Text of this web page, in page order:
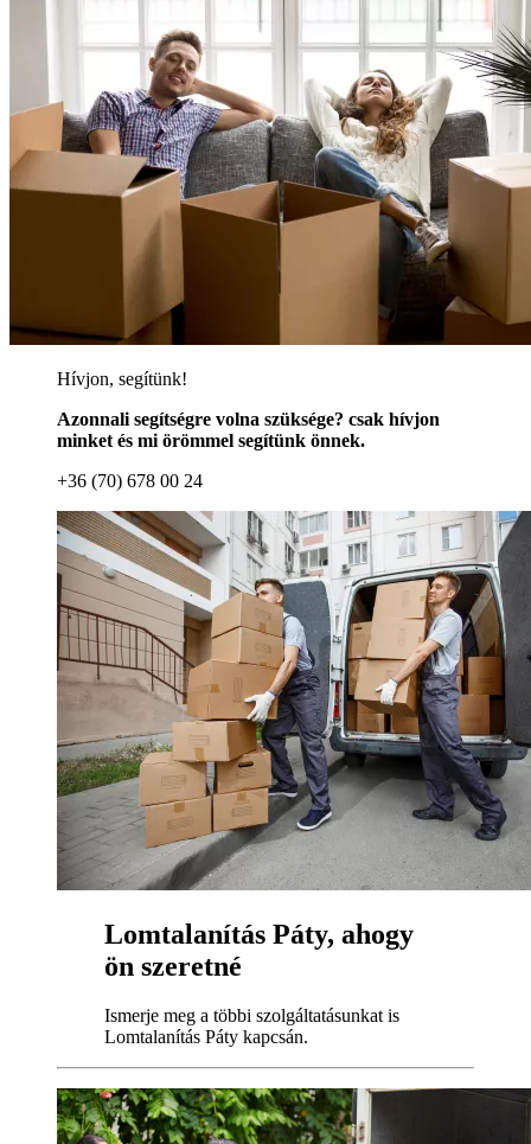
Hívjon, segítünk!
Azonnali segítségre volna szüksége? csak hívjon
minket és mi örömmel segítünk önnek.
+36 (70) 678 00 24
Lomtalanítás Páty, ahogy
ön szeretné
Ismerje meg a többi szolgáltatásunkat is
Lomtalanítás Páty kapcsán.